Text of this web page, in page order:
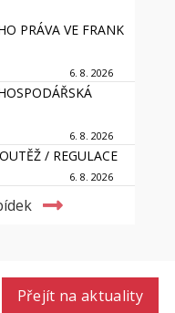
PRÁVA VE FRANK
6. 8. 2026
6. 8. 2026
/ REGULACE
6. 8. 2026
Přejít na aktuality